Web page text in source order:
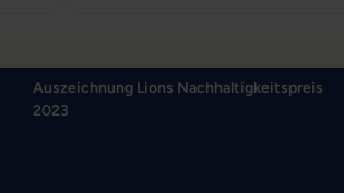
Auszeichnung Lions Nachhaltigkeitspreis
2023